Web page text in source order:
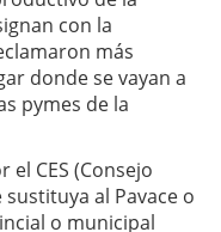
con la
más
donde se vayan a
pymes de la
el CES (Consejo
al Pavace o
o municipal